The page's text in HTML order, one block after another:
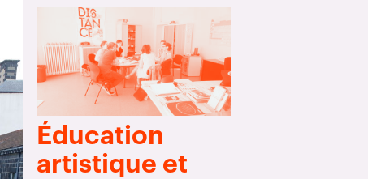
Éducation
artistique et